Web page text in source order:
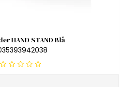
HAND STAND Blå